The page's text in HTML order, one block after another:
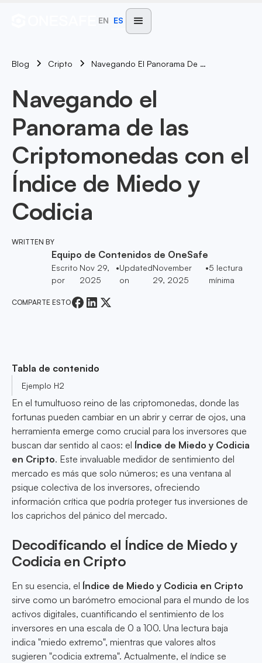
EN ES
Blog Cripto Navegando El Panorama De Las Criptomonedas Con El Índice De Miedo Y Codicia
Navegando el
Panorama de las
Criptomonedas con el
Índice de Miedo y
Codicia
WRITTEN BY
Equipo de Contenidos de OneSafe
Escrito
por
Nov 29,
2025
•Updated
on
November
29, 2025
•5 lectura
mínima
COMPARTE ESTO
Tabla de contenido
Ejemplo H2
En el tumultuoso reino de las criptomonedas, donde las
fortunas pueden cambiar en un abrir y cerrar de ojos, una
herramienta emerge como crucial para los inversores que
buscan dar sentido al caos: el Índice de Miedo y Codicia
en Cripto. Este invaluable medidor de sentimiento del
mercado es más que solo números; es una ventana al
psique colectiva de los inversores, ofreciendo
información crítica que podría proteger tus inversiones de
los caprichos del pánico del mercado.
Decodificando el Índice de Miedo y
Codicia en Cripto
En su esencia, el Índice de Miedo y Codicia en Cripto
sirve como un barómetro emocional para el mundo de los
activos digitales, cuantificando el sentimiento de los
inversores en una escala de 0 a 100. Una lectura baja
indica "miedo extremo", mientras que valores altos
sugieren "codicia extrema". Actualmente, el índice se